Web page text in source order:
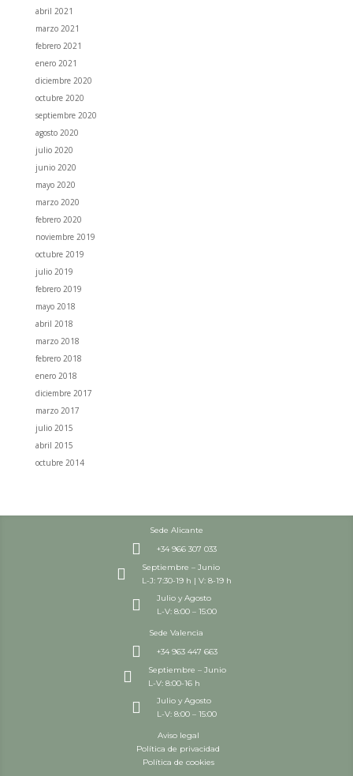
abril 2021
marzo 2021
febrero 2021
enero 2021
diciembre 2020
octubre 2020
septiembre 2020
agosto 2020
julio 2020
junio 2020
mayo 2020
marzo 2020
febrero 2020
noviembre 2019
octubre 2019
julio 2019
febrero 2019
mayo 2018
abril 2018
marzo 2018
febrero 2018
enero 2018
diciembre 2017
marzo 2017
julio 2015
abril 2015
octubre 2014
Sede Alicante
 +34 966 307 033

Septiembre – Junio
L-J: 7:30-19 h | V: 8-19 h

Julio y Agosto
L-V: 8:00 – 15:00
Sede Valencia
 +34 963 447 663

Septiembre – Junio
L-V: 8:00-16 h

Julio y Agosto
L-V: 8:00 – 15:00
Aviso legal
Política de privacidad
Política de cookies